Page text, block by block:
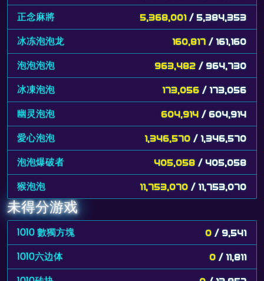
正念麻將 5,368,001 / 5,384,353
冰冻泡泡龙 160,817 / 161,160
泡泡泡泡 963,482 / 964,730
冰凍泡泡 173,056 / 173,056
幽灵泡泡 604,914 / 604,914
愛心泡泡 1,346,570 / 1,346,570
泡泡爆破者 405,058 / 405,058
猴泡泡 11,753,070 / 11,753,070
未得分游戏
1010 數獨方塊 0 / 9,541
1010六边体 0 / 11,811